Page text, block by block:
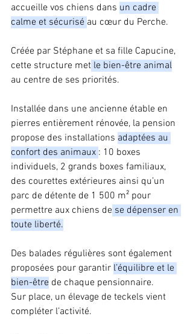
accueille vos chiens dans un cadre
calme et sécurisé au cœur du Perche.
Créée par Stéphane et sa fille Capucine,
cette structure met le bien-être animal
au centre de ses priorités.
Installée dans une ancienne étable en
pierres entièrement rénovée, la pension
propose des installations adaptées au
confort des animaux : 10 boxes
individuels, 2 grands boxes familiaux,
des courettes extérieures ainsi qu’un
parc de détente de 1 500 m² pour
permettre aux chiens de se dépenser en
toute liberté.
Des balades régulières sont également
proposées pour garantir l’équilibre et le
bien-être de chaque pensionnaire.
Sur place, un élevage de teckels vient
compléter l’activité.